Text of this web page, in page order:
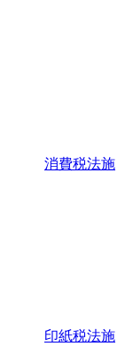
消費税法施
印紙税法施